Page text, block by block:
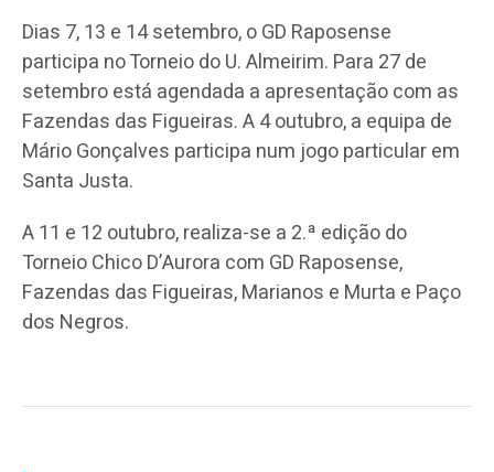
Dias 7, 13 e 14 setembro, o GD Raposense
participa no Torneio do U. Almeirim. Para 27 de
setembro está agendada a apresentação com as
Fazendas das Figueiras. A 4 outubro, a equipa de
Mário Gonçalves participa num jogo particular em
Santa Justa.
A 11 e 12 outubro, realiza-se a 2.ª edição do
Torneio Chico D’Aurora com GD Raposense,
Fazendas das Figueiras, Marianos e Murta e Paço
dos Negros.